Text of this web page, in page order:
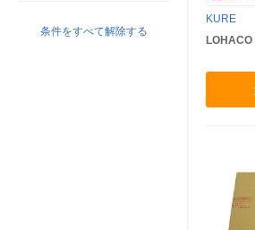
条件をすべて解除する
KURE
LOHACO